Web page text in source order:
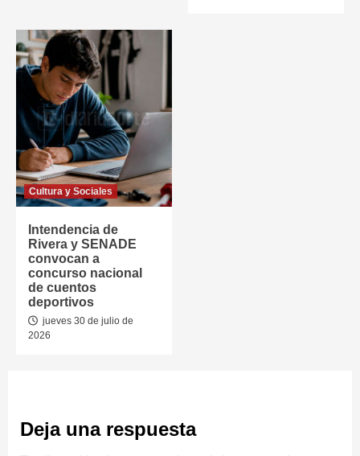
Cultura y Sociales
Intendencia de
Rivera y SENADE
convocan a
concurso nacional
de cuentos
deportivos
jueves 30 de julio de
2026
Deja una respuesta